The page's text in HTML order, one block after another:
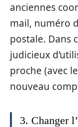
anciennes
mail, numéro
postale. Dans
judicieux
proche (avec
nouveau
3. Changer